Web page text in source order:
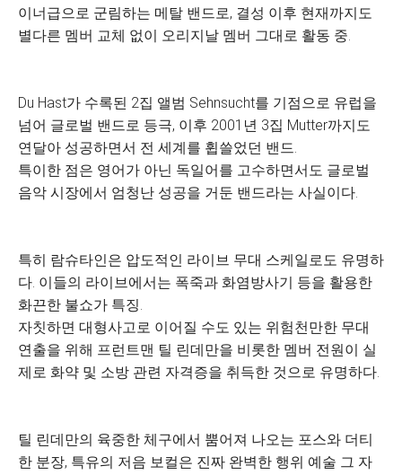
이너급으로 군림하는 메탈 밴드로, 결성 이후 현재까지도
별다른 멤버 교체 없이 오리지날 멤버 그대로 활동 중.
Du Hast가 수록된 2집 앨범 Sehnsucht를 기점으로 유럽을
넘어 글로벌 밴드로 등극, 이후 2001년 3집 Mutter까지도
연달아 성공하면서 전 세계를 휩쓸었던 밴드.
특이한 점은 영어가 아닌 독일어를 고수하면서도 글로벌
음악 시장에서 엄청난 성공을 거둔 밴드라는 사실이다.
특히 람슈타인은 압도적인 라이브 무대 스케일로도 유명하
다. 이들의 라이브에서는 폭죽과 화염방사기 등을 활용한
화끈한 불쇼가 특징.
자칫하면 대형사고로 이어질 수도 있는 위험천만한 무대
연출을 위해 프런트맨 틸 린데만을 비롯한 멤버 전원이 실
제로 화약 및 소방 관련 자격증을 취득한 것으로 유명하다.
틸 린데만의 육중한 체구에서 뿜어져 나오는 포스와 더티
한 분장, 특유의 저음 보컬은 진짜 완벽한 행위 예술 그 자